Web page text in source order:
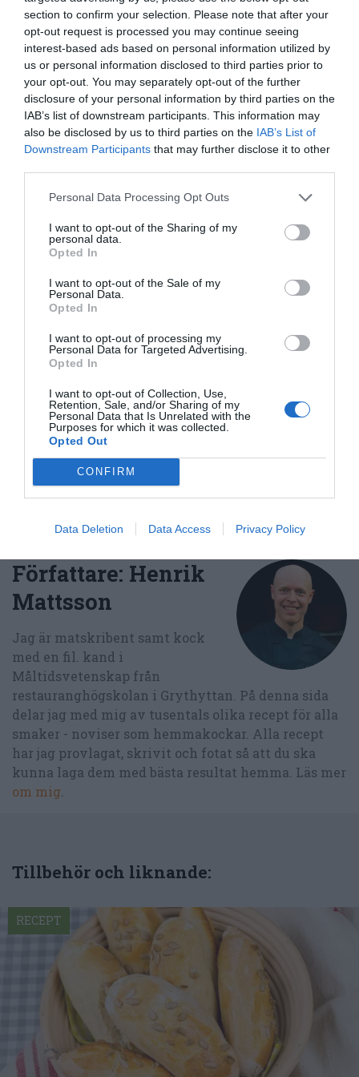
section to confirm your selection. Please note that after your
opt-out request is processed you may continue seeing
interest-based ads based on personal information utilized by
us or personal information disclosed to third parties prior to
your opt-out. You may separately opt-out of the further
disclosure of your personal information by third parties on the
IAB’s list of downstream participants. This information may
also be disclosed by us to third parties on the IAB’s List of
Downstream Participants that may further disclose it to other
Personal Data Processing Opt Outs
I want to opt-out of the Sharing of my
personal data.
Opted In
I want to opt-out of the Sale of my
Personal Data.
Opted In
I want to opt-out of processing my
Personal Data for Targeted Advertising.
Opted In
I want to opt-out of Collection, Use,
Retention, Sale, and/or Sharing of my
Personal Data that Is Unrelated with the
Purposes for which it was collected.
Opted Out
CONFIRM
Data Deletion Data Access Privacy Policy
Bröd Vetemjöl
Avancerat
Medel:3.7 (274 röster)
Uppskattat näringsvärde per portion:
144 kcal
Författare: Henrik
Mattsson
Jag är matskribent samt kock
med en fil. kand i
Måltidsvetenskap från
restauranghögskolan i Grythyttan. På denna sida
delar jag med mig av tusentals olika recept för alla
smaker - noviser som hemmakockar. Alla recept
har jag provlagat, skrivit och fotat så att du ska
kunna laga dem med bästa resultat hemma. Läs mer
om mig
Tillbehör och liknande:
RECEPT